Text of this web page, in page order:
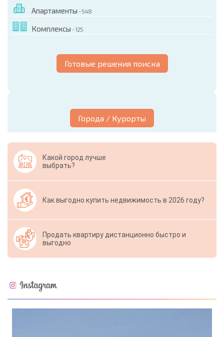
Апартаменты - 548
Комплексы - 125
Готовые решения поиска
Города / Курорты
Какой город лучше
выбрать?
Как выгодно купить недвижимость в 2026 году?
Продать квартиру дистанционно быстро и
выгодно